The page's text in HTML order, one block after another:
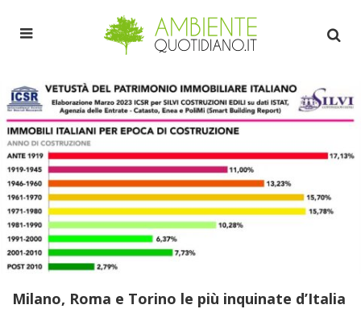
Milano, Roma e Torino le più inquinate d’Italia